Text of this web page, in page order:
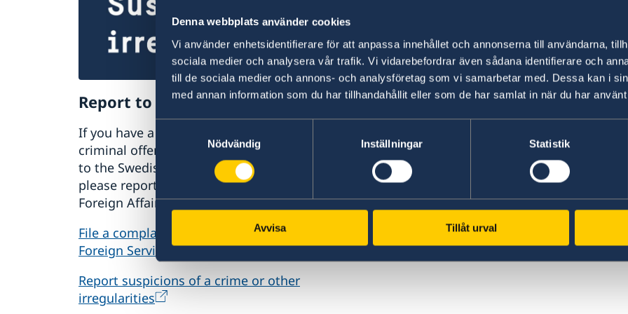
Denna webbplats använder cookies
Vi använder enhetsidentifierare för att anpassa innehållet och annonserna till användarna,
sociala medier och analysera vår trafik. Vi vidarebefordrar även sådana identifierare och
till de sociala medier och annons- och analysföretag som vi samarbetar med. Dessa kan i
med annan information som du har tillhandahållit eller som de har samlat in när du har
Nödvändig
Inställningar Statistik
Avvisa Tillåt urval
Report to the MFA
If you have a complaint or suspect
criminal offences or irregularities related
to the Swedish Foreign Service’s activities,
please report these to the Ministry for
Foreign Affairs.
File a complaint against the Swedish
Foreign Service
Report suspicions of a crime or other
irregularities
www.government.se
Government and Government Offices.
To government.se